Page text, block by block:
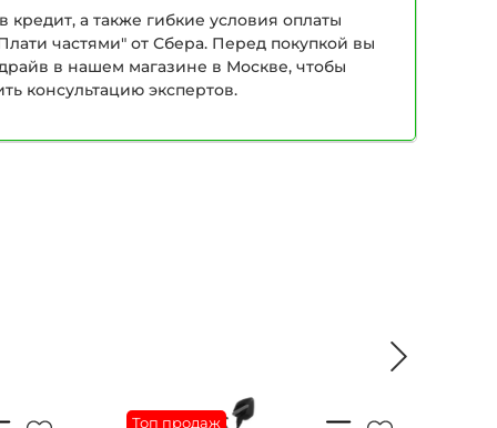
кредит, а также гибкие условия оплаты
частями" от Сбера. Перед покупкой вы
в нашем магазине в Москве, чтобы
консультацию экспертов.
Топ продаж